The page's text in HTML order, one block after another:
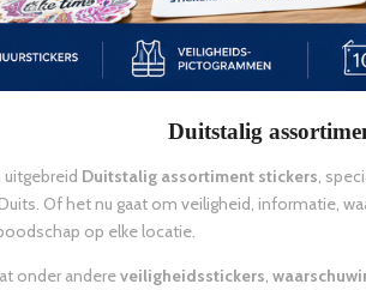
Duitstalig
Duitstalig assortiment stickers ,
Of het nu gaat om veiligheid, informatie,
op elke locatie.
onder andereveiligheidsstickers